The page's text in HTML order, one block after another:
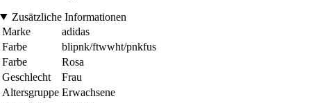
Zusätzliche Informationen
Marke
adidas
Farbe
blipnk/ftwwht/pnkfus
Farbe
Rosa
Geschlecht
Frau
Altersgruppe Erwachsene